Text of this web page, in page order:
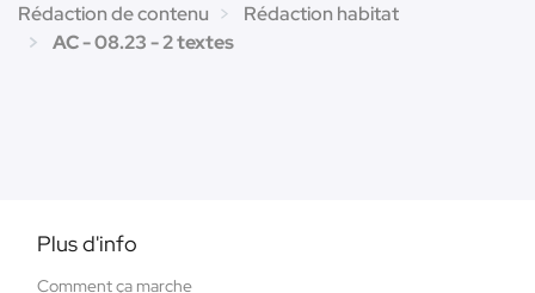
Rédaction de contenu
Rédaction habitat
AC - 08.23 - 2 textes
Plus d'info
Comment ça marche